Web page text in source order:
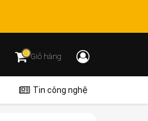
0Giỏ hàng
Tin công nghệ